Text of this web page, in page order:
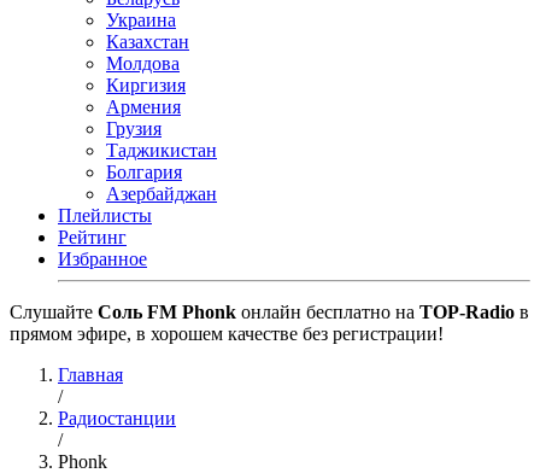
Украина
Казахстан
Молдова
Киргизия
Армения
Грузия
Таджикистан
Болгария
Азербайджан
Плейлисты
Рейтинг
Избранное
Cлушайте Соль FM Phonk онлайн бесплатно на TOP-Radio в
прямом эфире, в хорошем качестве без регистрации!
Главная
/
Радиостанции
/
Phonk